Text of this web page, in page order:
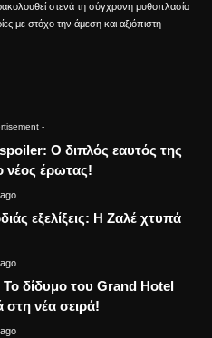
στενά τη σύγχρονη μυθοπλασία
με στόχο την άμεση και αξιόπιστη
-
Ο διπλός εαυτός της
νέος έρωτας!
εξελίξεις: Η Ζαλέ χτυπά
Το δίδυμο του Grand Hotel
στη νέα σειρά!